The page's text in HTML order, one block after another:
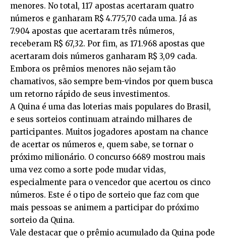
menores. No total, 117 apostas acertaram quatro
números e ganharam R$ 4.775,70 cada uma. Já as
7.904 apostas que acertaram três números,
receberam R$ 67,32. Por fim, as 171.968 apostas que
acertaram dois números ganharam R$ 3,09 cada.
Embora os prêmios menores não sejam tão
chamativos, são sempre bem-vindos por quem busca
um retorno rápido de seus investimentos.
A Quina é uma das loterias mais populares do Brasil,
e seus sorteios continuam atraindo milhares de
participantes. Muitos jogadores apostam na chance
de acertar os números e, quem sabe, se tornar o
próximo milionário. O concurso 6689 mostrou mais
uma vez como a sorte pode mudar vidas,
especialmente para o vencedor que acertou os cinco
números. Este é o tipo de sorteio que faz com que
mais pessoas se animem a participar do próximo
sorteio da Quina.
Vale destacar que o prêmio acumulado da Quina pode